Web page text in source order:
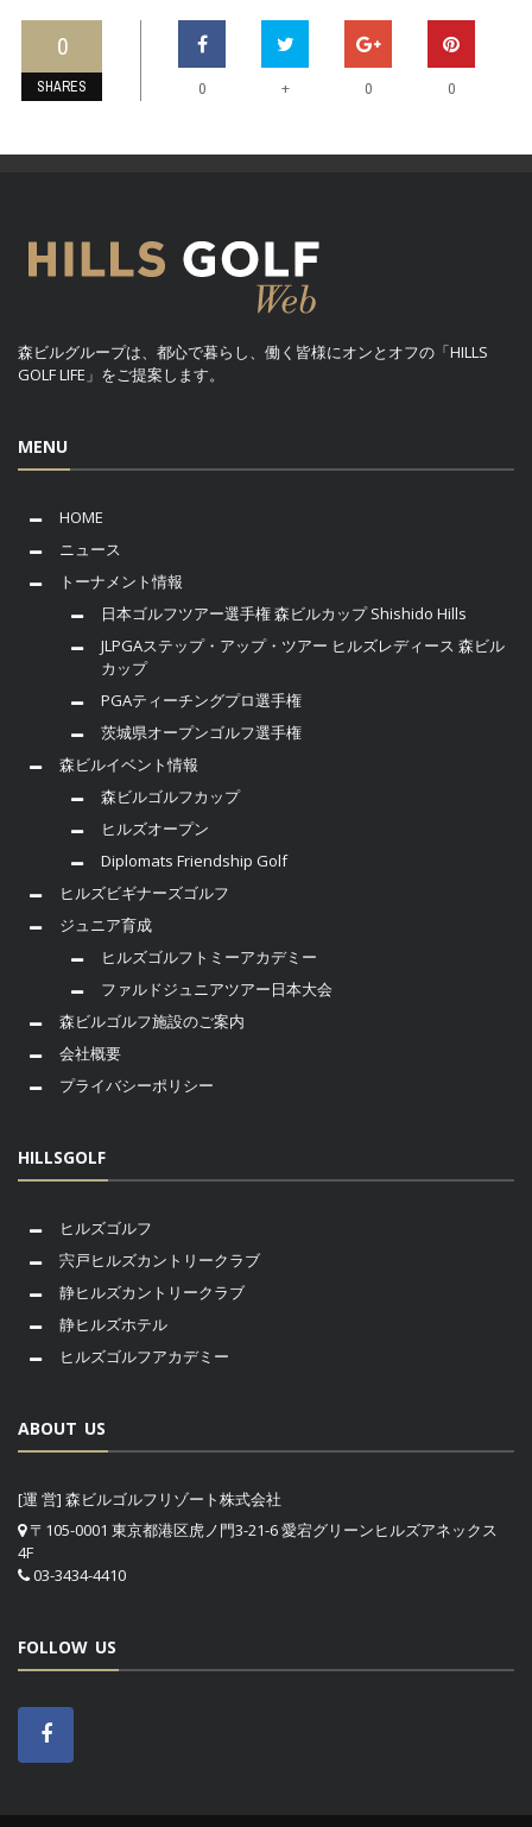
0
SHARES 0 + 0 0
森ビルグループは、都心で暮らし、働く皆様にオンとオフの「HILLS
GOLF LIFE」をご提案します。
MENU
HOME
ニュース
トーナメント情報
日本ゴルフツアー選手権 森ビルカップ Shishido Hills
JLPGAステップ・アップ・ツアー ヒルズレディース 森ビル
カップ
PGAティーチングプロ選手権
茨城県オープンゴルフ選手権
森ビルイベント情報
森ビルゴルフカップ
ヒルズオープン
Diplomats Friendship Golf
ヒルズビギナーズゴルフ
ジュニア育成
ヒルズゴルフトミーアカデミー
ファルドジュニアツアー日本大会
森ビルゴルフ施設のご案内
会社概要
プライバシーポリシー
HILLSGOLF
ヒルズゴルフ
宍戸ヒルズカントリークラブ
静ヒルズカントリークラブ
静ヒルズホテル
ヒルズゴルフアカデミー
ABOUT US
[運 営] 森ビルゴルフリゾート株式会社
〒105-0001 東京都港区虎ノ門3-21-6 愛宕グリーンヒルズアネックス
4F
03-3434-4410
FOLLOW US